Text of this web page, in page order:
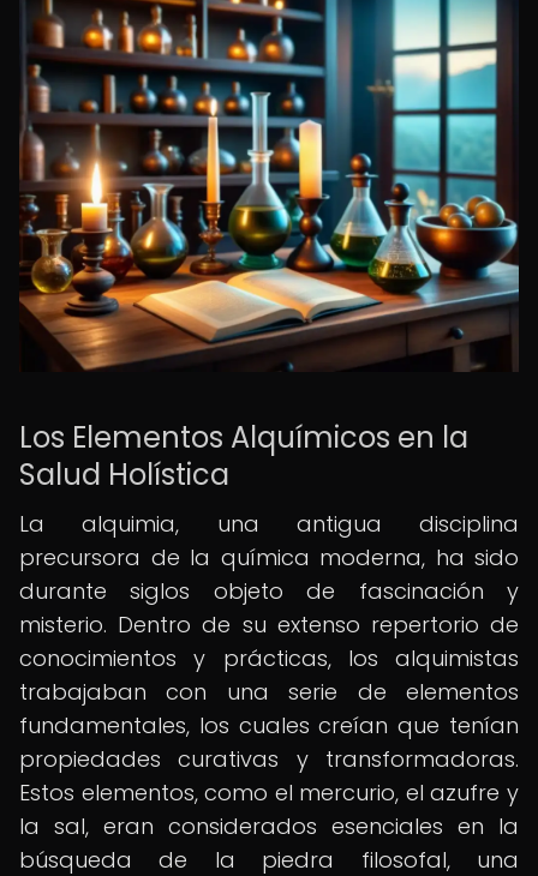
Los Elementos Alquímicos en la
Salud Holística
La alquimia, una antigua disciplina
precursora de la química moderna, ha sido
durante siglos objeto de fascinación y
misterio. Dentro de su extenso repertorio de
conocimientos y prácticas, los alquimistas
trabajaban con una serie de elementos
fundamentales, los cuales creían que tenían
propiedades curativas y transformadoras.
Estos elementos, como el mercurio, el azufre y
la sal, eran considerados esenciales en la
búsqueda de la piedra filosofal, una